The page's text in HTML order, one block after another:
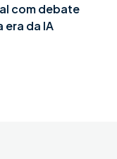
com debate
da IA